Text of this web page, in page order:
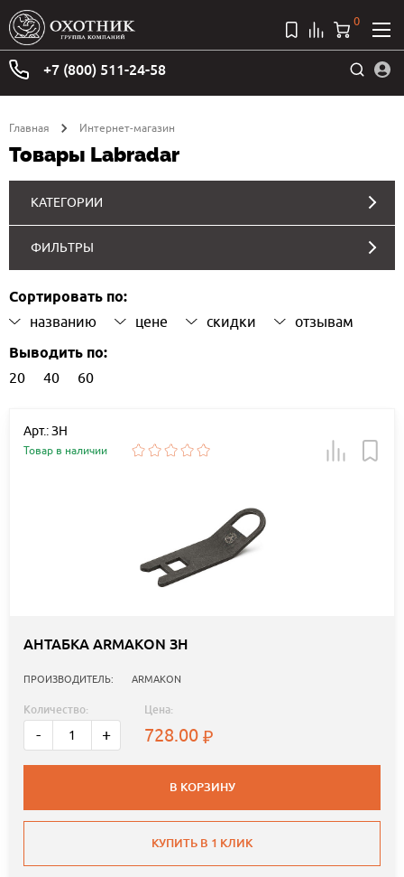
+7 (800) 511-24-58
0
Главная Интернет-магазин
Товары Labradar
КАТЕГОРИИ
ФИЛЬТРЫ
Сортировать по:
названию цене скидки отзывам
Выводить по:
20 40 60
Арт.: ЗН
Товар в наличии
АНТАБКА ARMAKON ЗН
ПРОИЗВОДИТЕЛЬ: ARMAKON
Количество:
- +
Цена:
728.00
В КОРЗИНУ
КУПИТЬ В 1 КЛИК